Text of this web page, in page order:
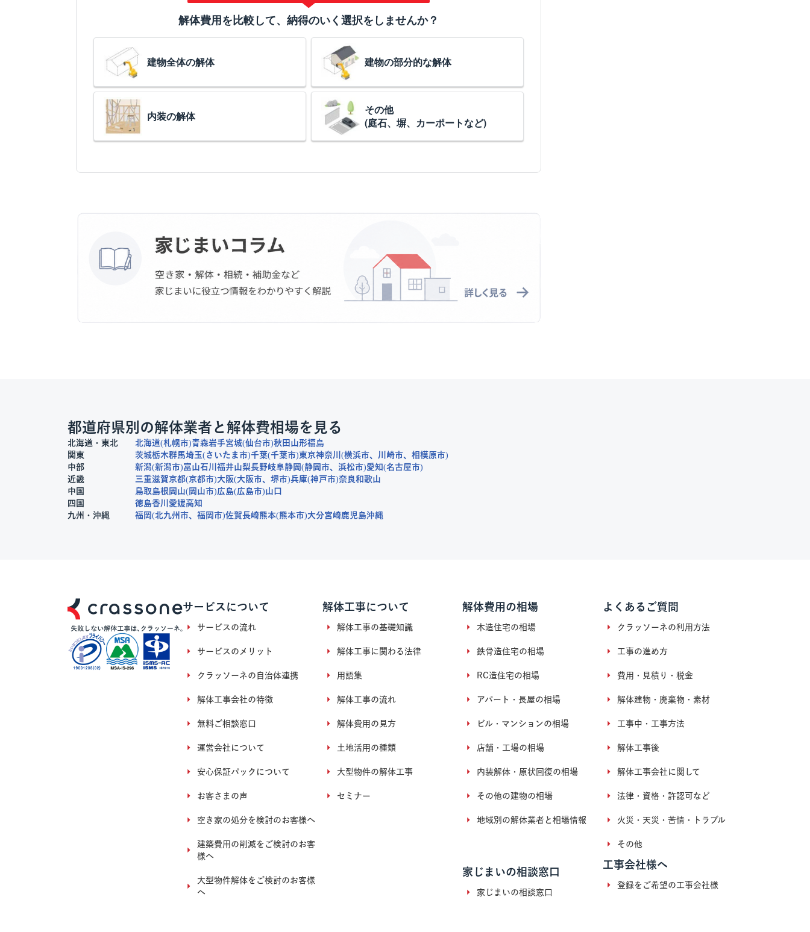
解体費用を比較して、納得のいく選択をしませんか？
建物全体の解体 建物の部分的な解体
内装の解体
その他
(庭石、塀、カーポートなど)
都道府県別の解体業者と解体費相場を見る
北海道・東北 北海道 札幌市 青森岩手宮城 仙台市 秋田 山形福島
関東
茨城栃木群馬埼玉 さいたま市 千葉 千葉市 東京神奈川 横浜市 川崎市
相模原市
中部
新潟 新潟市 富山石川 福井山梨長野岐阜静岡 静岡市 浜松市 愛知 名古屋市
近畿
三重滋賀京都 京都市 大阪 大阪市 堺市 兵庫 神戸市 奈良和歌山
中国
鳥取島根 岡山 岡山市 広島 広島市 山口
四国
徳島香川 愛媛高知
九州・沖縄
福岡 北九州市 福岡市 佐賀長崎熊本 熊本市 大分宮崎鹿児島沖縄
サービスについて
サービスの流れ
サービスのメリット
クラッソーネの自治体連携
解体工事会社の特徴
無料ご相談窓口
運営会社について
安心保証パックについて
お客さまの声
空き家の処分を検討のお客様へ
建築費用の削減をご検討のお客
様へ
大型物件解体をご検討のお客様
へ
解体工事について
解体工事の基礎知識
解体工事に関わる法律
用語集
解体工事の流れ
解体費用の見方
土地活用の種類
大型物件の解体工事
セミナー
解体費用の相場
木造住宅の相場
鉄骨造住宅の相場
RC造住宅の相場
アパート・長屋の相場
ビル・マンションの相場
店舗・工場の相場
内装解体・原状回復の相場
その他の建物の相場
地域別の解体業者と相場情報
家じまいの相談窓口
家じまいの相談窓口
よくあるご質問
クラッソーネの利用方法
工事の進め方
費用・見積り・税金
解体建物・廃棄物・素材
工事中・工事方法
解体工事後
解体工事会社に関して
法律・資格・許認可など
火災・天災・苦情・トラブル
その他
工事会社様へ
登録をご希望の工事会社様